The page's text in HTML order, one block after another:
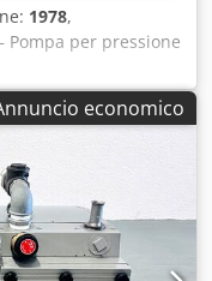
1978,
Pompa per pressione
Ak Dswa Anno di
serie / SN. B676219
Potenza richiesta 3
massimo 195
Saremo lieti di
disponibili in
– Possibilità di
Emskirchen /
economico